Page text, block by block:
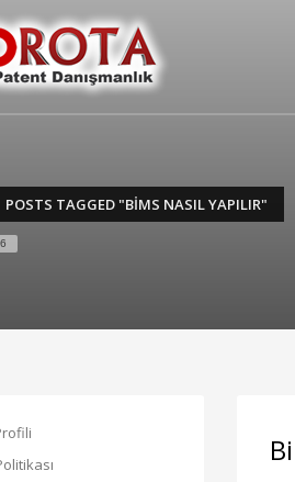
POSTS TAGGED "BIMS NASIL YAPILIR"